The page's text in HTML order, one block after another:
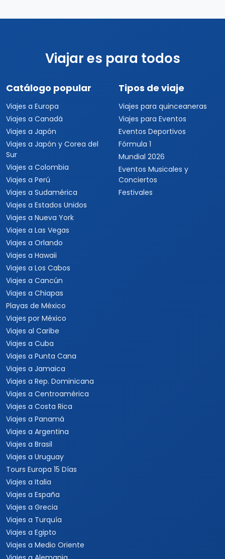
Viajar es para todos
Catálogo popular
Viajes a Europa
Viajes a Canadá
Viajes a Japón
Viajes a Japón y Corea del
Sur
Viajes a Colombia
Viajes a Perú
Viajes a Sudamérica
Viajes a Estados Unidos
Viajes a Nueva York
Viajes a Las Vegas
Viajes a Orlando
Viajes a Hawaii
Viajes a Los Cabos
Viajes a Cancún
Viajes a Chiapas
Playas de México
Viajes por México
Viajes al Caribe
Viajes a Cuba
Viajes a Punta Cana
Viajes a Jamaica
Viajes a Rep. Dominicana
Viajes a Centroamérica
Viajes a Costa Rica
Viajes a Panamá
Viajes a Argentina
Viajes a Brasil
Viajes a Uruguay
Tours Europa 15 Días
Viajes a Italia
Viajes a España
Viajes a Grecia
Viajes a Turquía
Viajes a Egipto
Viajes a Medio Oriente
Tipos de viaje
Viajes para quinceaneras
Viajes para Eventos
Eventos Deportivos
Fórmula 1
Mundial 2026
Eventos Musicales y
Conciertos
Festivales